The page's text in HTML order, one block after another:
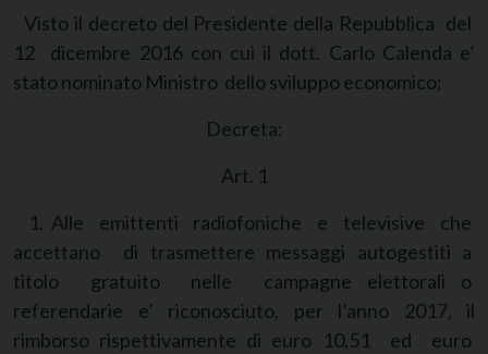
Visto il decreto del Presidente della Repubblica del
12 dicembre 2016 con cui il dott. Carlo Calenda e’
stato nominato Ministro dello sviluppo economico;
Decreta:
Art. 1
1. Alle emittenti radiofoniche e televisive che
accettano di trasmettere messaggi autogestiti a
titolo gratuito nelle campagne elettorali o
referendarie e’ riconosciuto, per l’anno 2017, il
rimborso rispettivamente di euro 10,51 ed euro